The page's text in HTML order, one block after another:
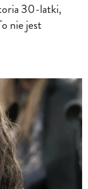
30-latki,
nie jest